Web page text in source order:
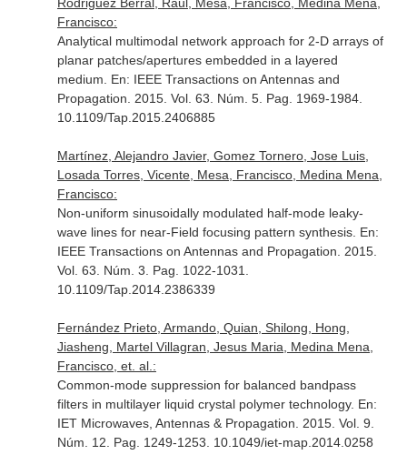
Francisco:
Analytical multimodal network approach for 2-D arrays of
planar patches/apertures embedded in a layered
medium. En: IEEE Transactions on Antennas and
Propagation . 2015. Vol. 63. Núm. 5. Pag. 1969-1984.
10.1109/Tap.2015.2406885
Martínez, Alejandro Javier, Gomez Tornero, Jose Luis,
Losada Torres, Vicente, Mesa, Francisco, Medina Mena,
Francisco:
Non-uniform sinusoidally modulated half-mode leaky-
wave lines for near-Field focusing pattern synthesis. En:
IEEE Transactions on Antennas and Propagation . 2015.
Vol. 63. Núm. 3. Pag. 1022-1031.
10.1109/Tap.2014.2386339
Fernández Prieto, Armando, Quian, Shilong, Hong,
Jiasheng, Martel Villagran, Jesus Maria, Medina Mena,
Francisco, et. al.:
Common-mode suppression for balanced bandpass
filters in multilayer liquid crystal polymer technology. En:
IET Microwaves, Antennas & Propagation . 2015. Vol. 9.
Núm. 12. Pag. 1249-1253. 10.1049/iet-map.2014.0258